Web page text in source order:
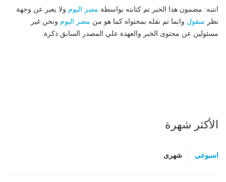
انتبه: مضمون هذا الخبر تم كتابته بواسطة مصر اليوم ولا يعبر عن وجهة
نظر منقول وانما تم نقله بمحتواه كما هو من مصر اليوم ونحن غير
مسئولين عن محتوى الخبر والعهدة علي المصدر السابق ذكرة.
الأكثر شهرة
اسبوعى شهرى